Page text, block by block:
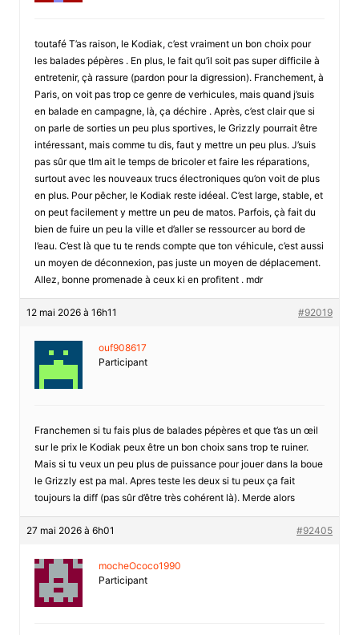
toutafé T’as raison, le Kodiak, c’est vraiment un bon choix pour
les balades pépères . En plus, le fait qu’il soit pas super difficile à
entretenir, çà rassure (pardon pour la digression). Franchement, à
Paris, on voit pas trop ce genre de verhicules, mais quand j’suis
en balade en campagne, là, ça déchire . Après, c’est clair que si
on parle de sorties un peu plus sportives, le Grizzly pourrait être
intéressant, mais comme tu dis, faut y mettre un peu plus. J’suis
pas sûr que tlm ait le temps de bricoler et faire les réparations,
surtout avec les nouveaux trucs électroniques qu’on voit de plus
en plus. Pour pêcher, le Kodiak reste idéeal. C’est large, stable, et
on peut facilement y mettre un peu de matos. Parfois, çà fait du
bien de fuire un peu la ville et d’aller se ressourcer au bord de
l’eau. C’est là que tu te rends compte que ton véhicule, c’est aussi
un moyen de déconnexion, pas juste un moyen de déplacement.
Allez, bonne promenade à ceux ki en profitent . mdr
12 mai 2026 à 16h11 #92019
ouf908617
Participant
Franchemen si tu fais plus de balades pépères et que t’as un œil
sur le prix le Kodiak peux être un bon choix sans trop te ruiner.
Mais si tu veux un peu plus de puissance pour jouer dans la boue
le Grizzly est pa mal. Apres teste les deux si tu peux ça fait
toujours la diff (pas sûr d’être très cohérent là). Merde alors
27 mai 2026 à 6h01 #92405
mocheOcoco1990
Participant